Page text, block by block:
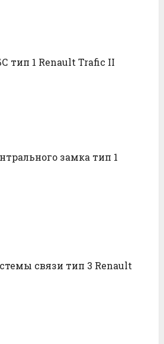
тип 1 Renault Trafic II
замка тип 1
связи тип 3 Renault